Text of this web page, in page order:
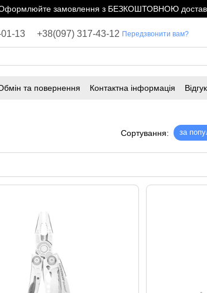
замовлення з БЕЗКОШТОВНОЮ
13 +38(097) 317-43-12 Передзвонити вам?
та повернення Контактна інформація
Сортування: за